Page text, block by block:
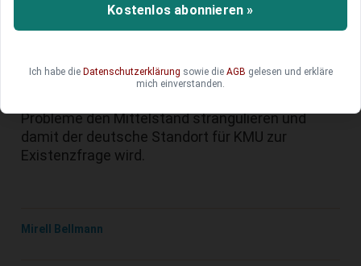
Lösungskompetenz der Bundesregierung. Wie
Probleme den Mittelstand strangulieren und
damit der deutsche Standort für KMU zur
Existenzfrage wird.
Mirell Bellmann
Kostenlos abonnieren »
Ich habe die Datenschutzerklärung sowie die AGB gelesen und erkläre
mich einverstanden.